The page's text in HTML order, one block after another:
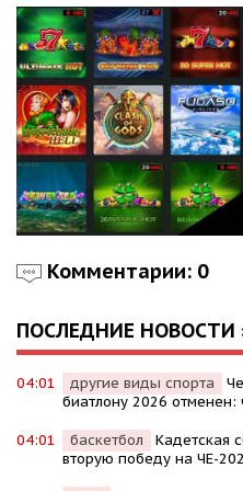
Комментарии: 0
ПОСЛЕДНИЕ НОВОСТИ
04:01 другие виды спорта
биатлону 2026 отменен:
04:01 баскетбол
Кадетская
вторую победу на ЧЕ-